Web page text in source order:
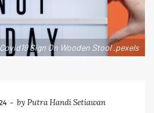
Sign On Wooden Stool .pexels
by Putra Handi Setiawan